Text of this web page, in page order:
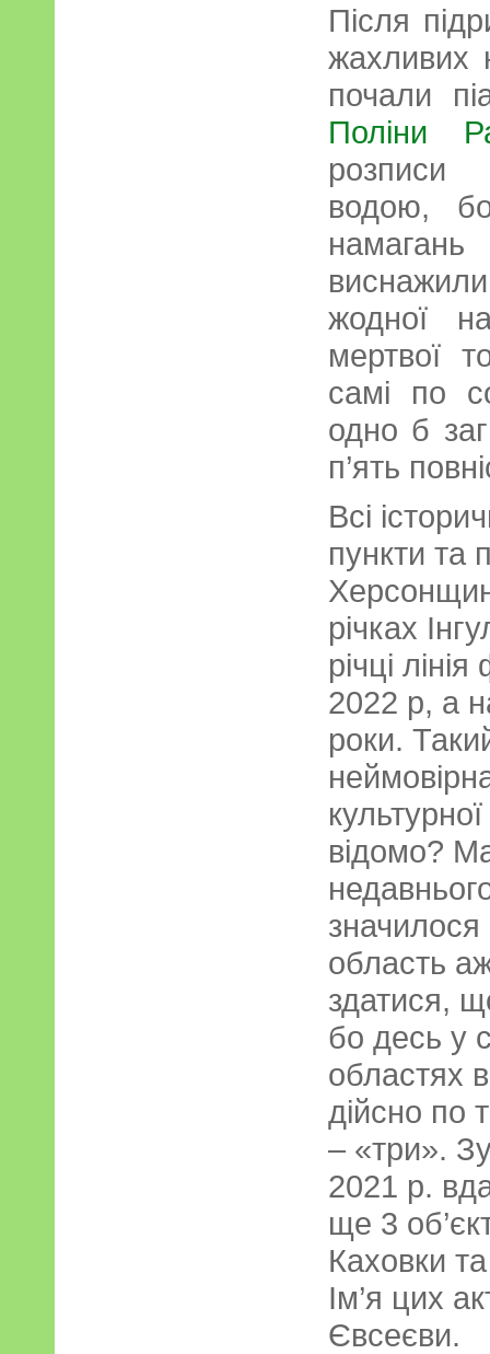
Після
жахливих
почали
Поліни
розписи
водою,
жодної
мертвої
самі по
одно б
п’ять
Всі
пункти та
річках
річці
2022 р, а
роки.
неймовірна
відомо?
область
здатися,
бо десь у
областях
дійсно по
– «три».
2021 р.
ще 3
Каховки
Ім’я цих
Євсеєви.